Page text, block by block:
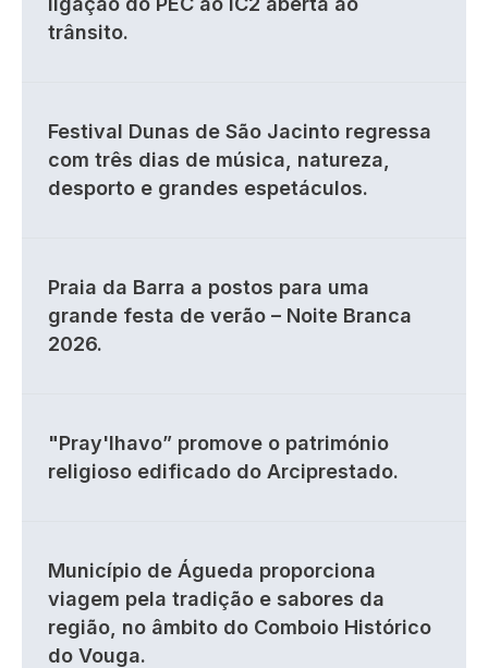
trânsito.
Festival Dunas de São Jacinto regressa
com três dias de música, natureza,
desporto e grandes espetáculos.
Praia da Barra a postos para uma
grande festa de verão – Noite Branca
2026.
"Pray'lhavo” promove o património
religioso edificado do Arciprestado.
Município de Águeda proporciona
viagem pela tradição e sabores da
região, no âmbito do Comboio Histórico
do Vouga.